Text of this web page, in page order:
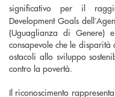
significativo per il
Development Goals
(Uguaglianza di Genere)
consapevole che le
ostacoli allo sviluppo
contro la povertà.
Il riconoscimento